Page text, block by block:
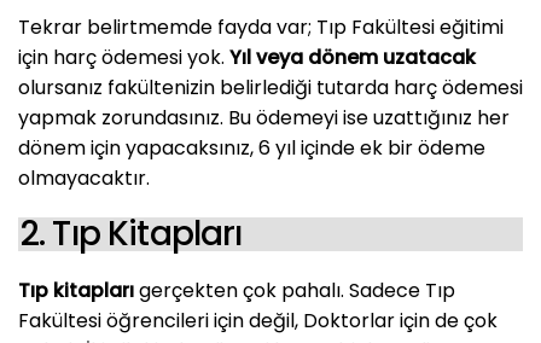
Tekrar belirtmemde fayda var; Tıp Fakültesi eğitimi
için harç ödemesi yok. Yıl veya dönem uzatacak
olursanız fakültenizin belirlediği tutarda harç ödemesi
yapmak zorundasınız. Bu ödemeyi ise uzattığınız her
dönem için yapacaksınız, 6 yıl içinde ek bir ödeme
olmayacaktır.
2. Tıp Kitapları
Tıp kitaplarıgerçekten çok pahalı. Sadece Tıp
Fakültesi öğrencileri için değil, Doktorlar için de çok